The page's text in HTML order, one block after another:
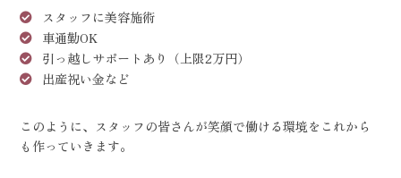
スタッフに美容施術
車通勤OK
引っ越しサポートあり（上限2万円）
出産祝い金など
このように、スタッフの皆さんが笑顔で働ける環境をこれから
も作っていきます。